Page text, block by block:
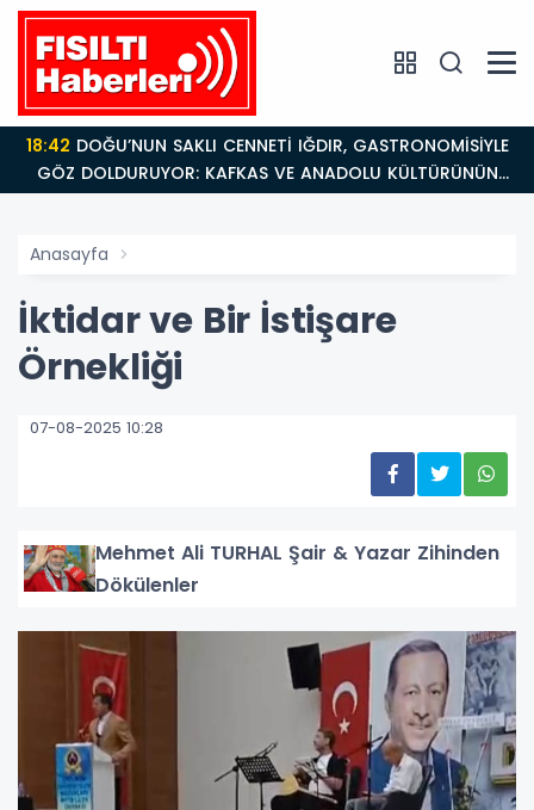
18:42
GÖZ DOLDURUYOR: KAFKAS VE ANADOLU KÜLTÜRÜNÜN
BULUŞMA NOKTASI
Anasayfa
İktidar ve Bir İstişare
Örnekliği
07-08-2025 10:28
Mehmet Ali TURHAL Şair & Yazar Zihinden
Dökülenler